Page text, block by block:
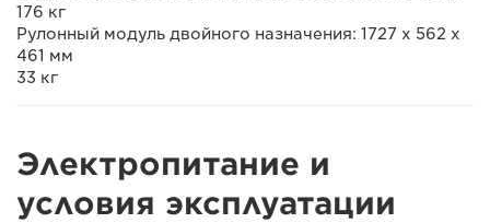
176 кг
Рулонный модуль двойного назначения: 1727 x 562 x
461 мм
33 кг
Электропитание и
условия эксплуатации